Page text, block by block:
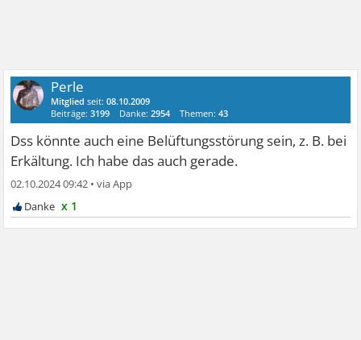
Perle
Mitglied seit:08.10.2009
Beiträge:3199 Danke:2954 Themen:43
Dss könnte auch eine Belüftungsstörung sein, z. B. bei
Erkältung. Ich habe das auch gerade.
02.10.2024 09:42 •
x 1